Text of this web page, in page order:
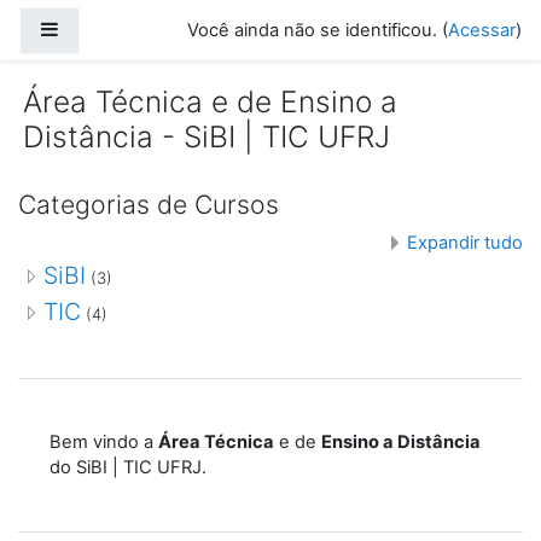
Você ainda não se identificou. (Acessar)
Área Técnica e de Ensino a
Distância - SiBI | TIC UFRJ
Categorias de Cursos
Expandir tudo
SiBI (3)
TIC (4)
Bem vindo a Área Técnica e de Ensino a Distância
do SiBI | TIC UFRJ.